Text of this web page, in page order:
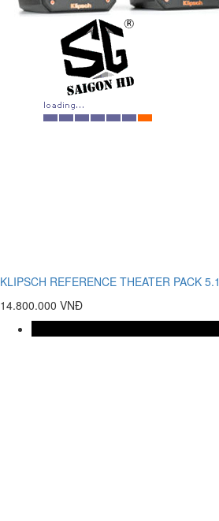
KLIPSCH REFERENCE THEATER PACK 5.1
14.800.000 VNĐ